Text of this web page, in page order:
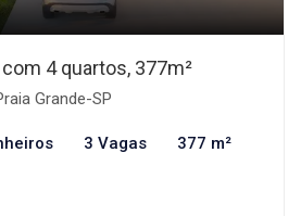
4 quartos, 377m²
Grande-SP
3 Vagas 377 m²